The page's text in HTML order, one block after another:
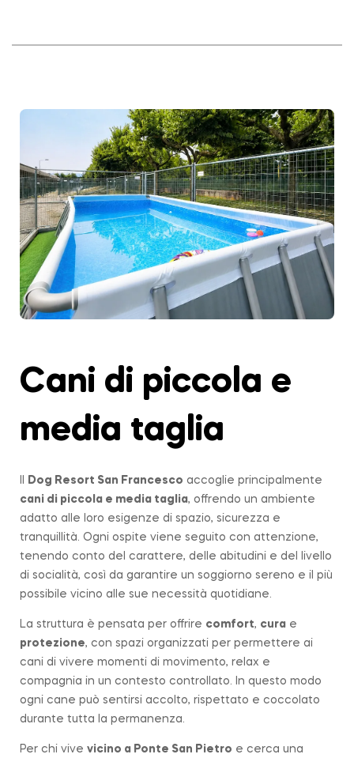
Cani di piccola e
media taglia
Dog Resort San Francesco accoglie principalmente
cani di piccola e media taglia, offrendo un ambiente
adatto alle loro esigenze di spazio, sicurezza e
tranquillità. Ogni ospite viene seguito con attenzione,
tenendo conto del carattere, delle abitudini e del livello
di socialità, così da garantire un soggiorno sereno e il più
possibile vicino alle sue necessità quotidiane.
La struttura è pensata per offrire comfort, cura e
protezione, con spazi organizzati per permettere ai
cani di vivere momenti di movimento, relax e
compagnia in un contesto controllato. In questo modo
ogni cane può sentirsi accolto, rispettato e coccolato
durante tutta la permanenza.
Per chi vive vicino a Ponte San Pietro e cerca una